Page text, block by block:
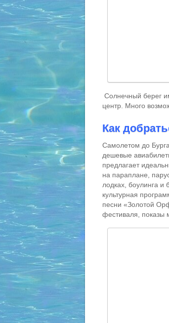
Солнечный берег
центр. Много
Как
Самолетом до
дешевые
предлагает
на параплане,
лодках, боулинга и
культурная
песни «Золотой
фестиваля, показы